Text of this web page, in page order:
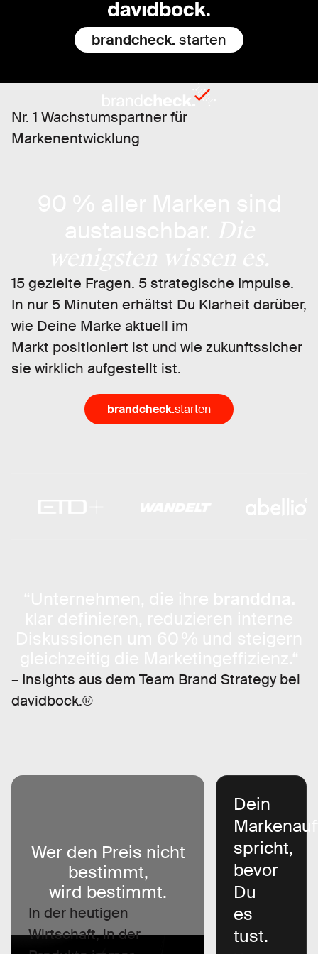
brandcheck. starten
Nr. 1 Wachstumspartner für
Markenentwicklung
15 gezielte Fragen. 5 strategische Impulse.
In nur 5 Minuten erhältst Du Klarheit darüber,
wie Deine Marke aktuell im
Markt positioniert ist und wie zukunftssicher
sie wirklich aufgestellt ist.
brandcheck.starten
– Insights aus dem Team Brand Strategy bei
davidbock.®
Wer den Preis nicht
bestimmt,
wird bestimmt.
In der heutigen
Wirtschaft, in der
Dein
spricht,
bevor
Du
es
tust.